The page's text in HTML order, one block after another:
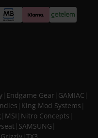
Endgame Gear GAMIAC
King Mod Systems
MSI Nitro Concepts
SAMSUNG